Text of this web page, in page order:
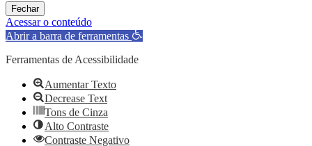
Fechar
Acessar o conteúdo
Abrir a barra de ferramentas
Ferramentas de Acessibilidade
Aumentar Texto
Decrease Text
Tons de Cinza
Alto Contraste
Contraste Negativo